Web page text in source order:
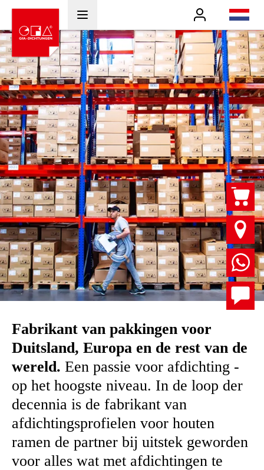
Benutzer
nl
Fabrikant van pakkingen voor
Duitsland, Europa en de rest van de
wereld. Een passie voor afdichting -
op het hoogste niveau. In de loop der
decennia is de fabrikant van
afdichtingsprofielen voor houten
ramen de partner bij uitstek geworden
voor alles wat met afdichtingen te